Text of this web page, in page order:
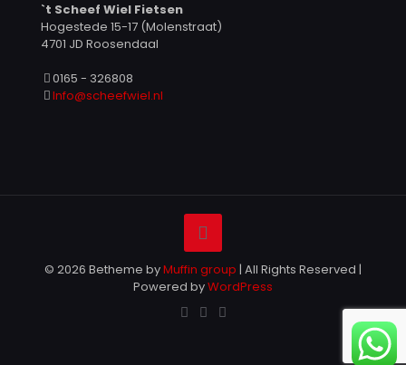
`t Scheef Wiel Fietsen
Hogestede 15-17 (Molenstraat)
4701 JD Roosendaal
0165 - 326808
Info@scheefwiel.nl
© 2026 Betheme byMuffin group | All Rights Reserved |
Powered byWordPress